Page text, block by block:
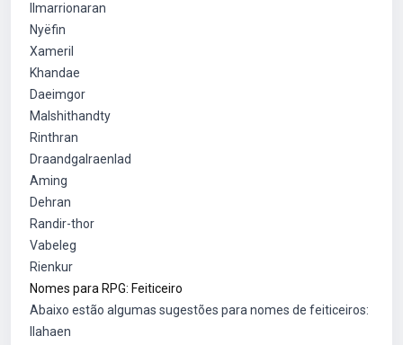
Ilmarrionaran
Nyëfin
Xameril
Khandae
Daeimgor
Malshithandty
Rinthran
Draandgalraenlad
Aming
Dehran
Randir-thor
Vabeleg
Rienkur
Nomes para RPG: Feiticeiro
Abaixo estão algumas sugestões para nomes de feiticeiros:
Ilahaen